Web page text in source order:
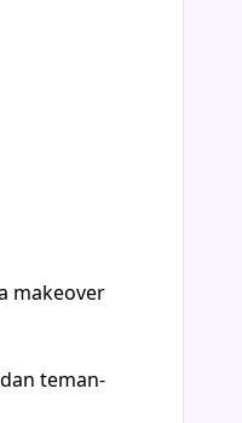
makeover
teman-